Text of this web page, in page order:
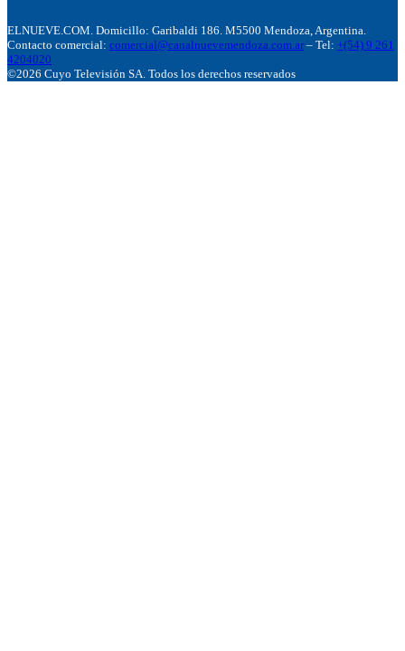
ELNUEVE.COM. Domicillo: Garibaldi 186. M5500 Mendoza, Argentina.
Contacto comercial: comercial@canalnuevemendoza.com.ar – Tel: +(54) 9 261
4204020
©2026 Cuyo Televisión SA. Todos los derechos reservados